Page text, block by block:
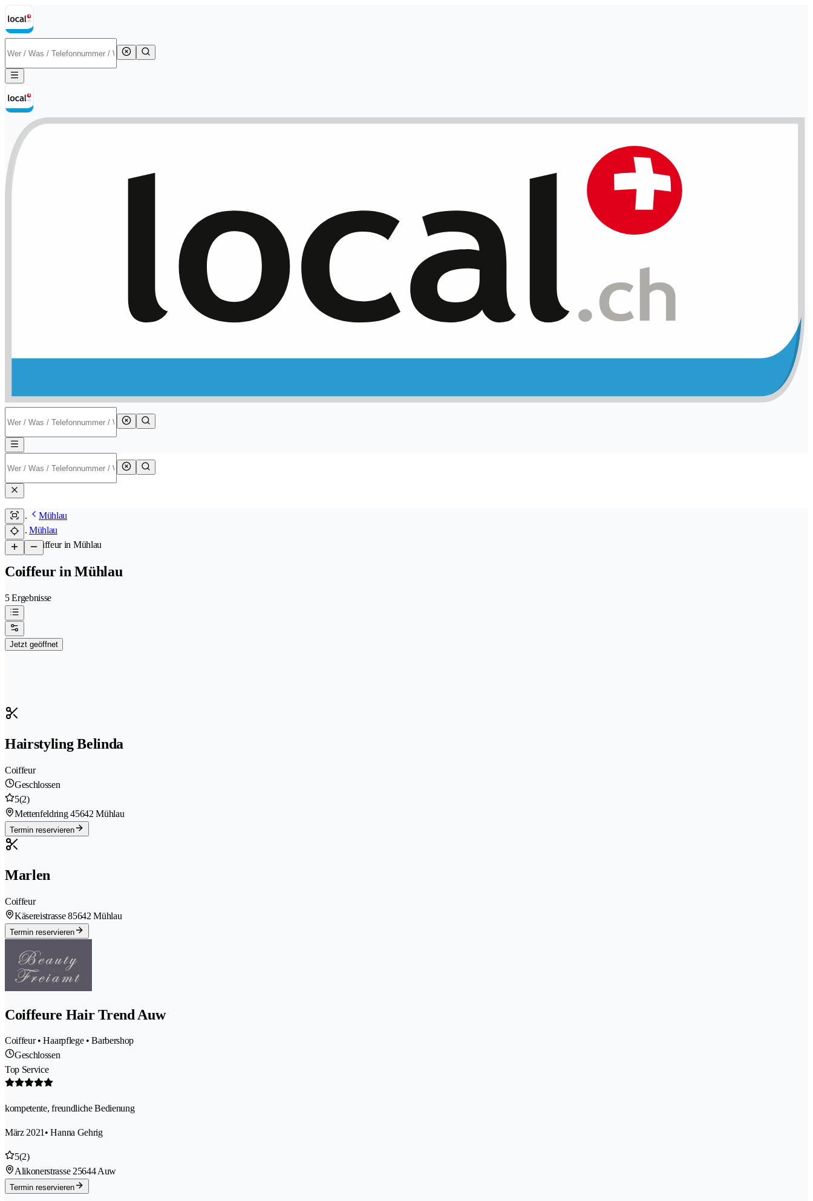
Mühlau
Mühlau
/Coiffeur in Mühlau
Coiffeur in Mühlau
5 Ergebnisse
Jetzt geöffnet
Hairstyling Belinda
Coiffeur
Geschlossen
5(2)
Mettenfeldring 45642 Mühlau
Termin reservieren
Marlen
Coiffeur
Käsereistrasse 85642 Mühlau
Termin reservieren
Coiffeure Hair Trend Auw
Coiffeur • Haarpflege • Barbershop
Geschlossen
Top Service
kompetente, freundliche Bedienung
März 2021• Hanna Gehrig
5(2)
Alikonerstrasse 25644 Auw
Termin reservieren